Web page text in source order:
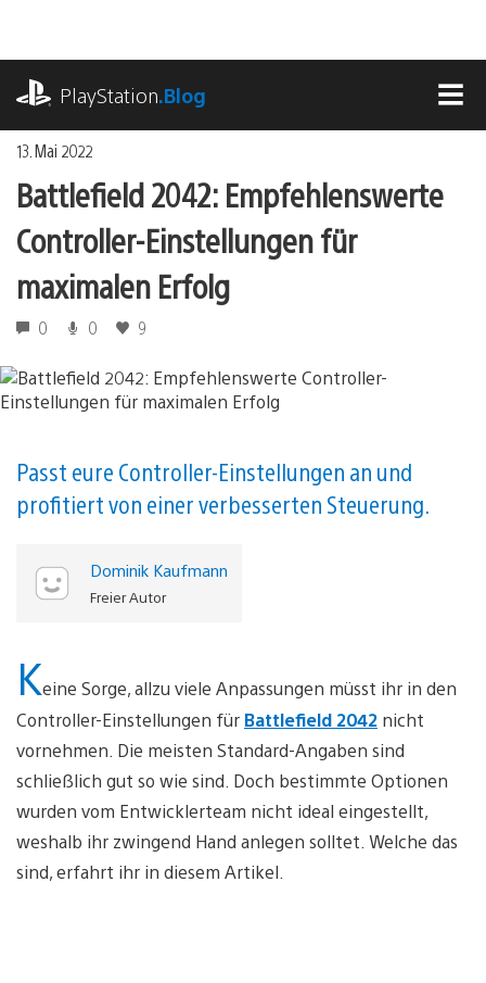
springen
PlayStation.Blog
13. Mai 2022
Battlefield 2042: Empfehlenswerte
Controller-Einstellungen für
maximalen Erfolg
0 0 9
Passt eure Controller-Einstellungen an und
profitiert von einer verbesserten Steuerung.
Dominik Kaufmann
Freier Autor
Keine Sorge, allzu viele Anpassungen müsst ihr in den
Controller-Einstellungen für Battlefield 2042 nicht
vornehmen. Die meisten Standard-Angaben sind
schließlich gut so wie sind. Doch bestimmte Optionen
wurden vom Entwicklerteam nicht ideal eingestellt,
weshalb ihr zwingend Hand anlegen solltet. Welche das
sind, erfahrt ihr in diesem Artikel.